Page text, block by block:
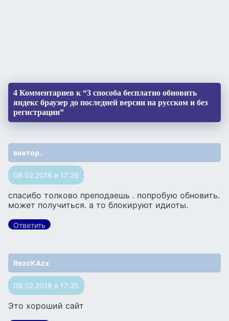
4 Комментариев к “3 способа бесплатно обновить
яндекс браузер до последней версии на русском и без
регистрации”
виктор.:
08.02.2018 в 17:26
спасибо толково преподаешь . попробую обновить.
может получиться. а то блокируют идиоты.
Ответить
RezoKAzx:
09.02.2018 в 17:35
Это хороший сайт